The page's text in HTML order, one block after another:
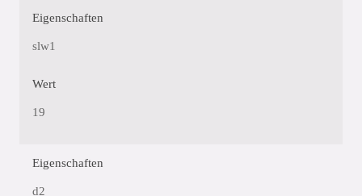
Eigenschaften
slw1
Wert
19
Eigenschaften
d2